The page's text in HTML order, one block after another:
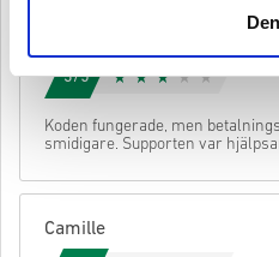
• Välj din produkt
• Välj din betalningsmetod
• Slutför din beställning
När det är klart får du ett mejl
ha det ursprungliga spelet
Du kan få mer än en kod för
Avbryt
3/5
Koden fungerade, men
smidigare. Supporten var
Camille